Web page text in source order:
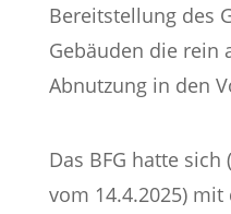
Bereitstellung des
Gebäuden die rein
Abnutzung in den
Das BFG hatte sich
vom 14.4.2025)